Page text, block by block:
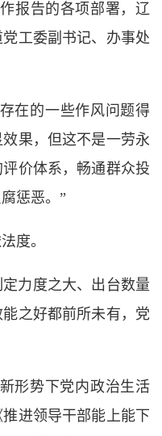
报告的各项部署，辽
工委副书记、办事处
在的一些作风问题得
果，但这不是一劳永
价体系，畅通群众投
惩恶。”
度。
力度之大、出台数量
之好都前所未有，党
形势下党内政治生活
进领导干部能上能下